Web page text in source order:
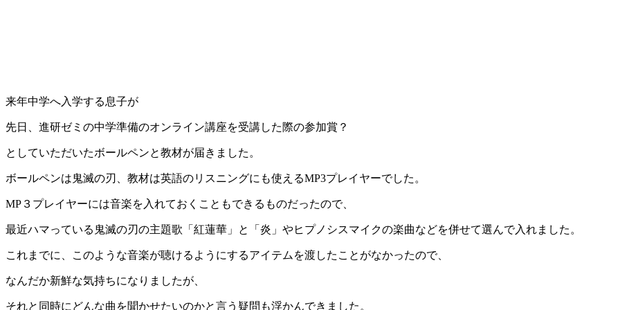
来年中学へ入学する息子が
先日、進研ゼミの中学準備のオンライン講座を受講した際の参加賞？
としていただいたボールペンと教材が届きました。
ボールペンは鬼滅の刃、教材は英語のリスニングにも使えるMP3プレイヤーでした。
MP３プレイヤーには音楽を入れておくこともできるものだったので、
最近ハマっている鬼滅の刃の主題歌「紅蓮華」と「炎」やヒプノシスマイクの楽曲などを併せて選んで入れました。
これまでに、このような音楽が聴けるようにするアイテムを渡したことがなかったので、
なんだか新鮮な気持ちになりましたが、
それと同時にどんな曲を聞かせたいのかと言う疑問も浮かんできました。